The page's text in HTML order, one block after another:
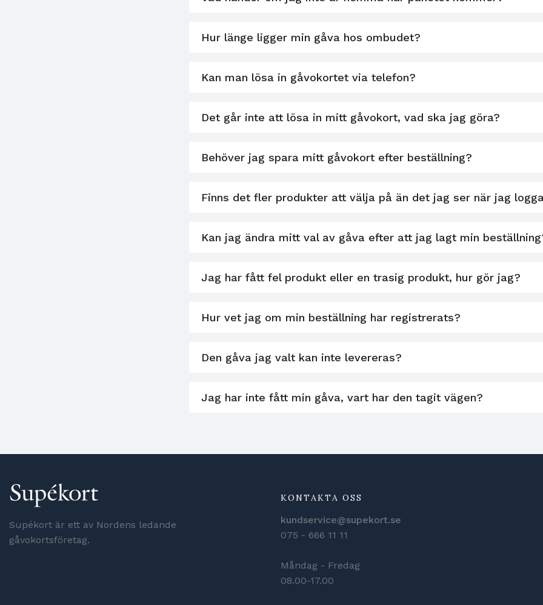
Hur länge ligger min gåva hos ombudet?
Kan man lösa in gåvokortet via telefon?
Det går inte att lösa in mitt gåvokort, vad ska jag göra?
Behöver jag spara mitt gåvokort efter beställning?
Finns det fler produkter att välja på än det jag ser när jag
Kan jag ändra mitt val av gåva efter att jag lagt min
Jag har fått fel produkt eller en trasig produkt, hur gör jag?
Hur vet jag om min beställning har registrerats?
Den gåva jag valt kan inte levereras?
Jag har inte fått min gåva, vart har den tagit vägen?
Supékort är ett av Nordens ledande
gåvokortsföretag.
KONTAKTA OSS
kundservice@supekort.se
075 - 666 11 11
Måndag - Fredag
08.00-17.00